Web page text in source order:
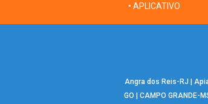
• APLICATIVO
Angra dos Reis-RJ |
GO | CAMPO GRANDE-